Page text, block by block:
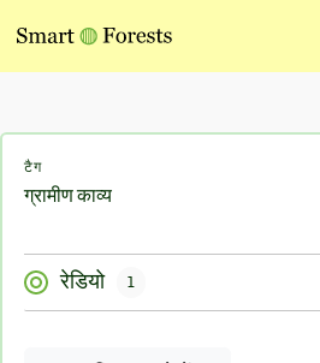
टैग
ग्रामीण काव्य
रेडियो 1